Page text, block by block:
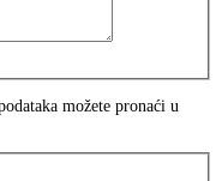
možete pronaći u